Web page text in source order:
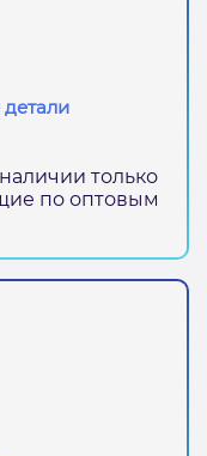
только
по оптовым